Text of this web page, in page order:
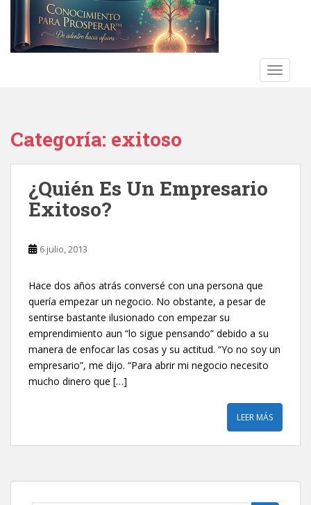
Categoría: exitoso
¿Quién Es Un Empresario
Exitoso?
6 julio, 2013
Hace dos años atrás conversé con una persona que
quería empezar un negocio. No obstante, a pesar de
sentirse bastante ilusionado con empezar su
emprendimiento aun “lo sigue pensando” debido a su
manera de enfocar las cosas y su actitud. “Yo no soy un
empresario”, me dijo. “Para abrir mi negocio necesito
mucho dinero que […]
LEER MÁS